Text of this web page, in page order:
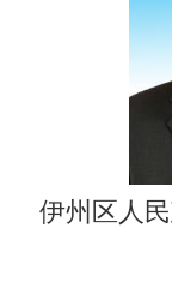
伊州区人